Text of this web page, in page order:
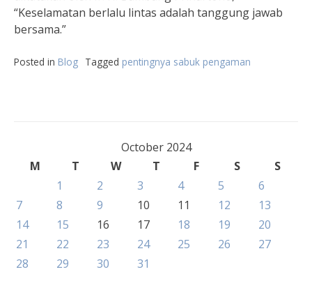
“Keselamatan berlalu lintas adalah tanggung jawab
bersama.”
Posted in Blog Tagged pentingnya sabuk pengaman
October 2024
M
T W T F S
S
1
2 3 4 5
6
7
8 9 10 11 12
13
14
15 16 17 18 19
20
21
22 23 24 25 26
27
28
29 30 31